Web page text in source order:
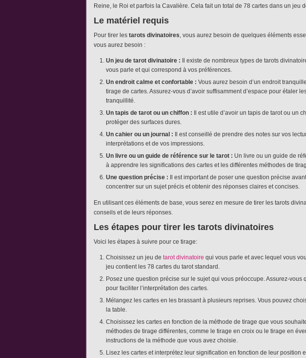
Reine, le Roi et parfois la Cavalière. Cela fait un total de 78 cartes dans un jeu
Le matériel requis
Pour tirer les tarots divinatoires, vous aurez besoin de quelques éléments
vous aurez besoin :
Un jeu de tarot divinatoire : Il existe de nombreux types de tarots
vous parle et qui correspond à vos préférences.
Un endroit calme et confortable : Vous aurez besoin d’un endroit
tirage de cartes. Assurez-vous d’avoir suffisamment d’espace pour étaler
tranquillité.
Un tapis de tarot ou un chiffon : Il est utile d’avoir un tapis de tarot ou un
protéger des surfaces dures.
Un cahier ou un journal : Il est conseillé de prendre des notes sur vos
interprétations et de vos impressions.
Un livre ou un guide de référence sur le tarot : Un livre ou un guide de
à apprendre les significations des cartes et les différentes méthodes de
Une question précise : Il est important de poser une question précise
concentrer sur un sujet précis et obtenir des réponses claires et concises.
En utilisant ces éléments de base, vous serez en mesure de tirer les tarots
conseils et de leurs réponses.
Les étapes pour tirer les tarots divinatoires
Voici les étapes à suivre pour ce tirage:
Choisissez un jeu de tarot divinatoire qui vous parle et avec lequel vous
jeu contient les 78 cartes du tarot standard.
Posez une question précise sur le sujet qui vous préoccupe. Assurez-vous
pour faciliter l’interprétation des cartes.
Mélangez les cartes en les brassant à plusieurs reprises. Vous pouvez
la table.
Choisissez les cartes en fonction de la méthode de tirage que vous
méthodes de tirage différentes, comme le tirage en croix ou le tirage en
instructions de la méthode que vous avez choisie.
Lisez les cartes et interprétez leur signification en fonction de leur position